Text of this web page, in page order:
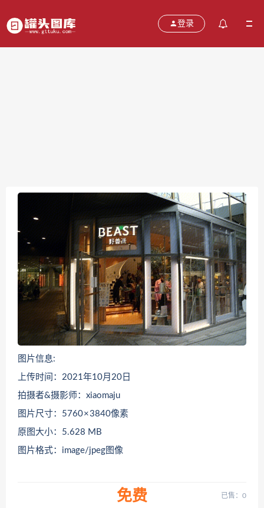
登录
图片信息:
上传时间：2021年10月20日
拍摄者&摄影师：xiaomaju
图片尺寸：5760 × 3840像素
原图大小：5.628 MB
图片格式：image/jpeg图像
免费 已售：0